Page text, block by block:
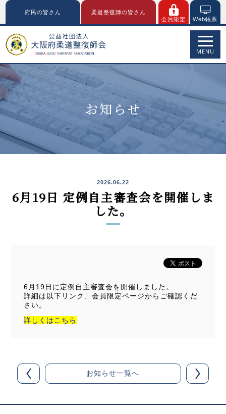
府民の皆さん
柔道整復師の皆さん
会員限定
Web帳票
MENU
お知らせ
2026.06.22
6月19日 定例自主審査会を開催しま
した。
6月19日に定例自主審査会を開催しました。
詳細は以下リンク、会員限定ページからご確認くだ
さい。
詳しくはこちら
お知らせ一覧へ